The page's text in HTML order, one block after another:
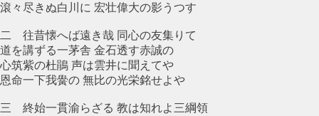
滾々尽きぬ白川に 宏壮偉大の影うつす
二 往昔懐へば遠き哉 同心の友集りて
道を講ずる一茅舎 金石透す赤誠の
心筑紫の杜鵑 声は雲井に聞えてや
恩命一下我黌の 無比の光栄銘せよや
三 終始一貫渝らざる 教は知れよ三綱領